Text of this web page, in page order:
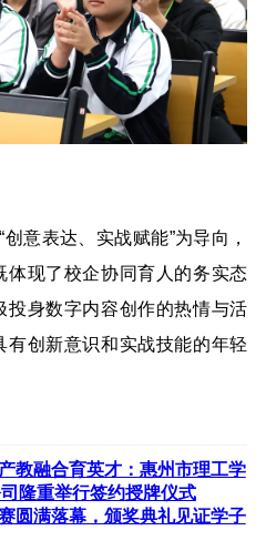
意表达、实战赋能”为导向，
体现了校企协同育人的务实态
投身数字内容创作的热情与活
有创新意识和实战技能的年轻
教融合育英才：惠州市理工学
隆重举行签约授牌仪式
圆满落幕，颁奖典礼见证学子